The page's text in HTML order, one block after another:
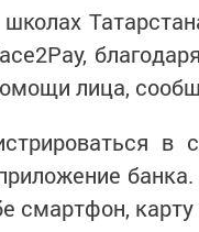
школах
лица,
в
смартфон,